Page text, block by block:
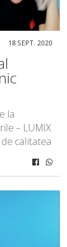
18 SEPT. 2020
la
– LUMIX
calitatea
sau dacă